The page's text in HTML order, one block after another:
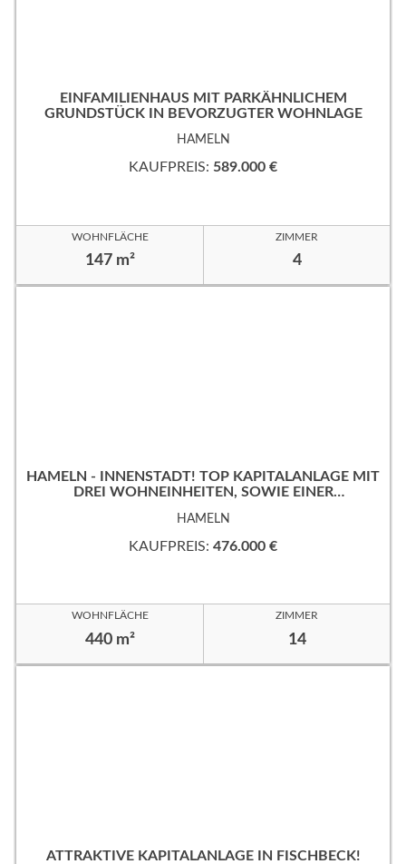
EINFAMILIENHAUS MIT PARKÄHNLICHEM
GRUNDSTÜCK IN BEVORZUGTER WOHNLAGE
HAMELN
KAUFPREIS: 589.000 €
WOHNFLÄCHE
147 m²
ZIMMER
4
HAMELN - INNENSTADT! TOP KAPITALANLAGE MIT
DREI WOHNEINHEITEN, SOWIE EINER
HAMELN
KAUFPREIS: 476.000 €
WOHNFLÄCHE
440 m²
ZIMMER
14
ATTRAKTIVE KAPITALANLAGE IN FISCHBECK!